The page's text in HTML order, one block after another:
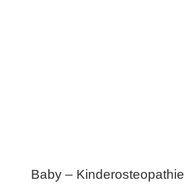
Baby – Kinderosteopathie